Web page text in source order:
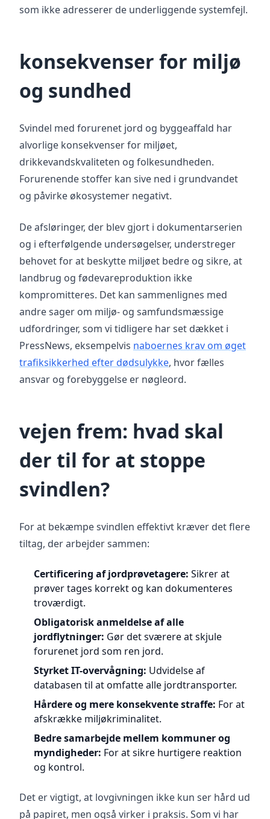
som ikke adresserer de underliggende systemfejl.
konsekvenser for miljø
og sundhed
Svindel med forurenet jord og byggeaffald har
alvorlige konsekvenser for miljøet,
drikkevandskvaliteten og folkesundheden.
Forurenende stoffer kan sive ned i grundvandet
og påvirke økosystemer negativt.
De afsløringer, der blev gjort i dokumentarserien
og i efterfølgende undersøgelser, understreger
behovet for at beskytte miljøet bedre og sikre, at
landbrug og fødevareproduktion ikke
kompromitteres. Det kan sammenlignes med
andre sager om miljø- og samfundsmæssige
udfordringer, som vi tidligere har set dækket i
PressNews, eksempelvis naboernes krav om øget
trafiksikkerhed efter dødsulykke, hvor fælles
ansvar og forebyggelse er nøgleord.
vejen frem: hvad skal
der til for at stoppe
svindlen?
For at bekæmpe svindlen effektivt kræver det flere
tiltag, der arbejder sammen:
Certificering af jordprøvetagere: Sikrer at
prøver tages korrekt og kan dokumenteres
troværdigt.
Obligatorisk anmeldelse af alle
jordflytninger: Gør det sværere at skjule
forurenet jord som ren jord.
Styrket IT-overvågning: Udvidelse af
databasen til at omfatte alle jordtransporter.
Hårdere og mere konsekvente straffe: For at
afskrække miljøkriminalitet.
Bedre samarbejde mellem kommuner og
myndigheder: For at sikre hurtigere reaktion
og kontrol.
Det er vigtigt, at lovgivningen ikke kun ser hård ud
på papiret, men også virker i praksis. Som vi har